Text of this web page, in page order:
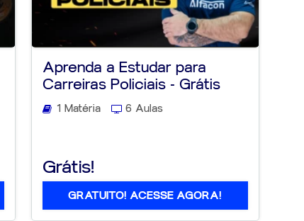
Aprenda a Estudar para
Carreiras Policiais - Grátis
1 Matéria 6 Aulas
Grátis!
GRATUITO! ACESSE AGORA!